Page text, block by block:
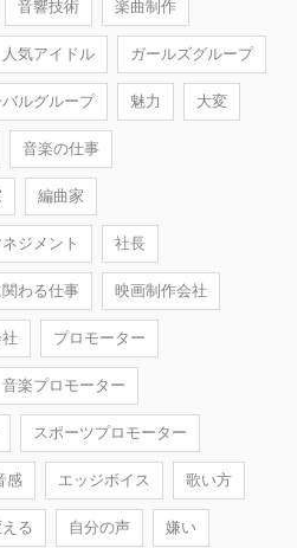
音響技術 楽曲制作
人気アイドル ガールズグループ
ルグループ 魅力 大変
音楽の仕事
編曲家
ネジメント 社長
わる仕事 映画制作会社
プロモーター
音楽プロモーター
スポーツプロモーター
感 エッジボイス 歌い方
る 自分の声 嫌い